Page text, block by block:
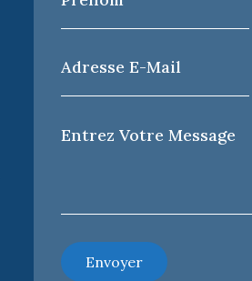
*
Adresse
e-
mail
Votre
Message
Envoyer